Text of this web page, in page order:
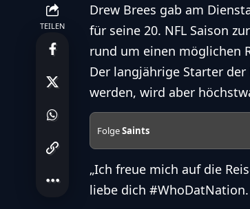
TEILEN
Drew Brees gab am
für seine 20. NFL Saison
rund um einen möglichen
Der langjährige Starter der
werden, wird aber
FolgeSaints
„Ich freue mich auf die
liebe dich